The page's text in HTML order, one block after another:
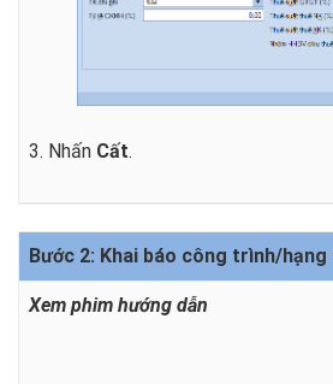
3. Nhấn Cất.
Bước 2: Khai báo công trình/
Xem phim hướng dẫn